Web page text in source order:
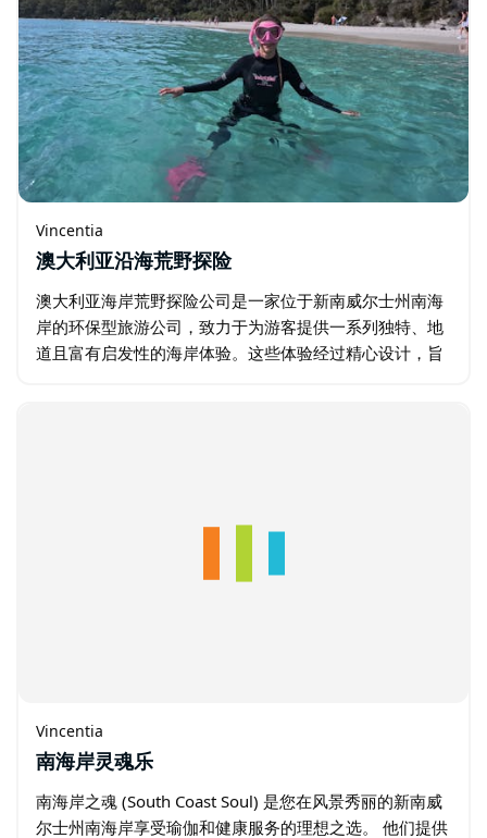
Vincentia
澳大利亚沿海荒野探险
澳大利亚海岸荒野探险公司是一家位于新南威尔士州南海
岸的环保型旅游公司，致力于为游客提供一系列独特、地
道且富有启发性的海岸体验。这些体验经过精心设计，旨
Vincentia
南海岸灵魂乐
南海岸之魂 (South Coast Soul) 是您在风景秀丽的新南威
尔士州南海岸享受瑜伽和健康服务的理想之选。 他们提供